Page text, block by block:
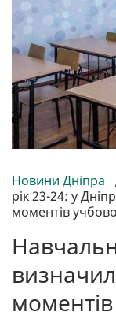
Новини Дніпра
рік 23-24: у
моментів